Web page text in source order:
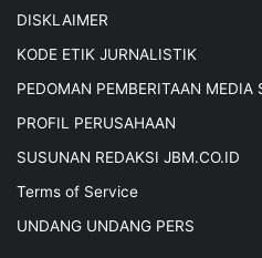
DISKLAIMER
KODE ETIK JURNALISTIK
PEDOMAN PEMBERITAAN MEDIA
PROFIL PERUSAHAAN
SUSUNAN REDAKSI JBM.CO.ID
Terms of Service
UNDANG UNDANG PERS